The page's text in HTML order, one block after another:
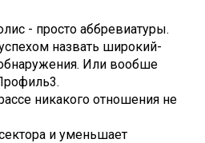
- просто аббревиатуры.
назвать широкий-
Или вообше
никакого отношения не
и уменьшает